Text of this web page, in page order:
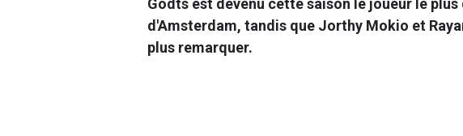
Godts est devenu cette saison le joueur le
d'Amsterdam, tandis que Jorthy Mokio et
plus remarquer.